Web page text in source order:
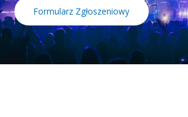
Formularz Zgłoszeniowy